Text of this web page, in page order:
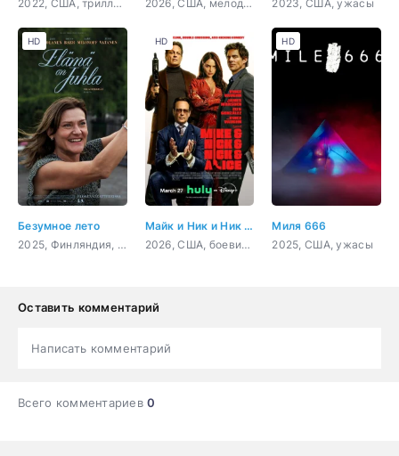
2022, США, триллер, детектив 2026, США, мелодрама, комедия, драма 2023, США, ужасы
Безумное лето
2025, Финляндия, драма
HD
Майк и Ник и Ник и Элис
2026, США, боевик, комедия, криминал
HD
Миля 666
2025, США, ужасы
HD
Оставить комментарий
Написать комментарий
Всего комментариев0